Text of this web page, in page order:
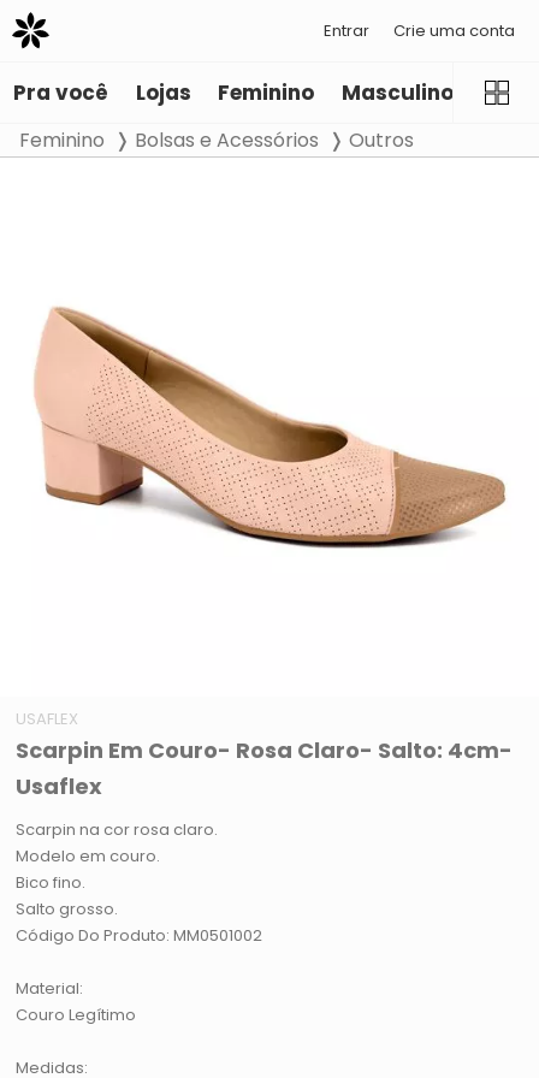
Entrar Crie uma conta
Pra você Lojas Feminino Masculino
Feminino Bolsas e Acessórios Outros
USAFLEX
Scarpin Em Couro- Rosa Claro- Salto: 4cm-
Usaflex
Scarpin na cor rosa claro.
Modelo em couro.
Bico fino.
Salto grosso.
Código Do Produto: MM0501002
Material:
Couro Legítimo
Medidas: